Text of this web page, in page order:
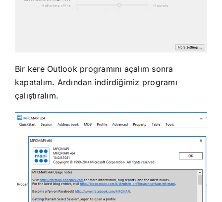
Bir kere Outlook programını açalım sonra
kapatalım. Ardından indirdiğimiz programı
çalıştıralım.